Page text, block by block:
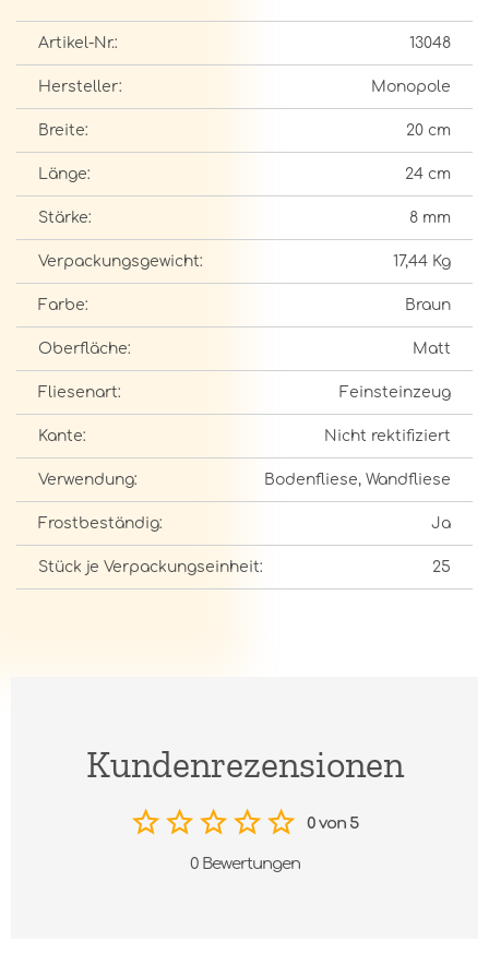
Artikel-Nr.: 13048
Hersteller: Monopole
Breite: 20 cm
Länge: 24 cm
Stärke: 8 mm
Verpackungsgewicht: 17,44 Kg
Farbe: Braun
Oberfläche: Matt
Fliesenart: Feinsteinzeug
Kante: Nicht rektifiziert
Verwendung: Bodenfliese, Wandfliese
Frostbeständig: Ja
Stück je Verpackungseinheit: 25
Kundenrezensionen
0 von 5
0 Bewertungen